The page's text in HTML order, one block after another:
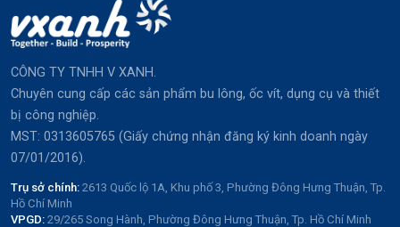
CÔNG TY TNHH V XANH.
Chuyên cung cấp các sản phẩm bu lông, ốc vít, dụng cụ và thiết
bị công nghiệp.
MST: 0313605765 (Giấy chứng nhận đăng ký kinh doanh ngày
07/01/2016).
Trụ sở chính: 2613 Quốc lộ 1A, Khu phố 3, Phường Đông Hưng Thuận, Tp.
Hồ Chí Minh
VPGD: 29/265 Song Hành, Phường Đông Hưng Thuận, Tp. Hồ Chí Minh